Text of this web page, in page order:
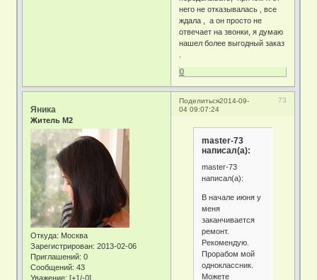
него не отказывалась , все
ждала , а он просто не
отвечает на звонки, я думаю
нашел более выгодный заказ
0
Поделиться 73
2014-09-
04 09:07:24
Яника
Житель М2
Откуда: Москва
Зарегистрирован: 2013-02-06
Приглашений: 0
Сообщений: 43
Уважение: [+1/-0]
master-73
написал(а):
master-73
написал(а):
В начале июня у
меня
заканчивается
ремонт.
Рекомендую.
Прорабом мой
одноклассник.
Можете